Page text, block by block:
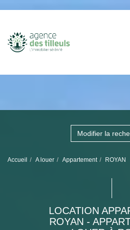
Modifier la
Accueil A louer Appartement ROYAN
LOCATION
ROYAN -